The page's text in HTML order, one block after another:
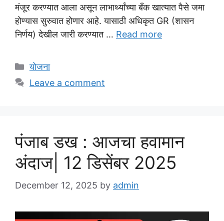
मंजूर करण्यात आला असून लाभार्थ्यांच्या बँक खात्यात पैसे जमा
होण्यास सुरुवात होणार आहे. यासाठी अधिकृत GR (शासन
निर्णय) देखील जारी करण्यात … Read more
Categories
योजना
Leave a comment
पंजाब डख : आजचा हवामान
अंदाज| 12 डिसेंबर 2025
December 12, 2025 by admin